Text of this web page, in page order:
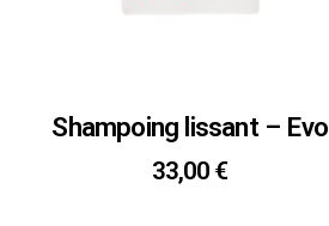
Shampoing lissant – Evo
33,00 €